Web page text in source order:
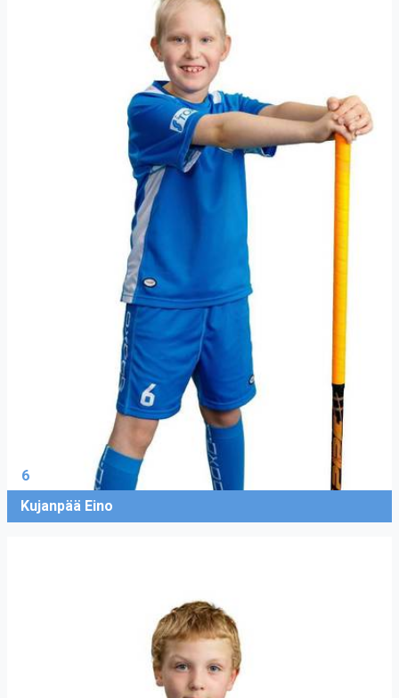
6
Kujanpää Eino